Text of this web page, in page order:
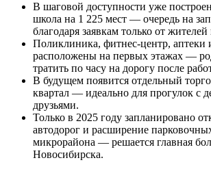
В шаговой доступности уже
школа на 1 225 мест — очередь на
благодаря заявкам только от жителей
Поликлиника, фитнес-центр, аптеки
расположены на первых этажах —
тратить по часу на дорогу после
В будущем появится отдельный
квартал — идеально для прогулок с
друзьями.
Только в 2025 году запланировано
автодорог и расширение
микрорайона — решается главная
Новосибирска.